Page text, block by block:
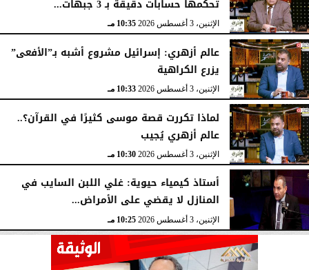
تحكمها حسابات دقيقة بـ 3 جبهات...
الإثنين، 3 أغسطس 2026 10:35 مـ
عالم أزهري: إسرائيل مشروع أشبه بـ”الأفعى”
يزرع الكراهية
الإثنين، 3 أغسطس 2026 10:33 مـ
لماذا تكررت قصة موسى كثيرًا في القرآن؟..
عالم أزهري يُجيب
الإثنين، 3 أغسطس 2026 10:30 مـ
أستاذ كيمياء حيوية: غلي اللبن السايب في
المنازل لا يقضي على الأمراض...
الإثنين، 3 أغسطس 2026 10:25 مـ